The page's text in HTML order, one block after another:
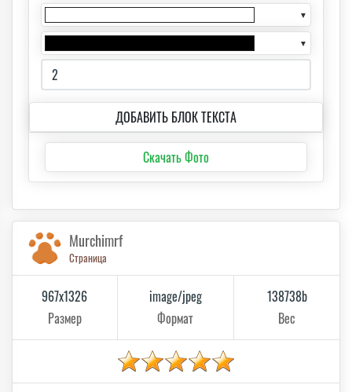
▼
▼
ДОБАВИТЬ БЛОК ТЕКСТА
Скачать Фото
Murchimrf
Страница
967x1326
Размер
image/jpeg
Формат
138738b
Вес